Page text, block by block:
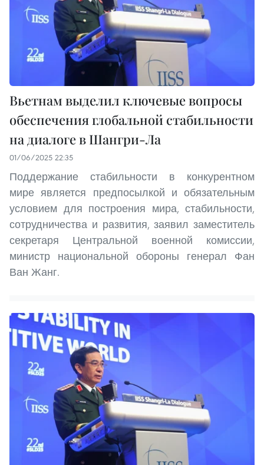
Вьетнам выделил ключевые вопросы
обеспечения глобальной стабильности
на диалоге в Шангри-Ла
01/06/2025 22:35
Поддержание стабильности в конкурентном
мире является предпосылкой и обязательным
условием для построения мира, стабильности,
сотрудничества и развития, заявил заместитель
секретаря Центральной военной комиссии,
министр национальной обороны генерал Фан
Ван Жанг.